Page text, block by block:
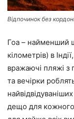
Відпочинок без
Гоа – найменший
кілометрів) в
вражаючі пляжі з
та вечірки
дещо для